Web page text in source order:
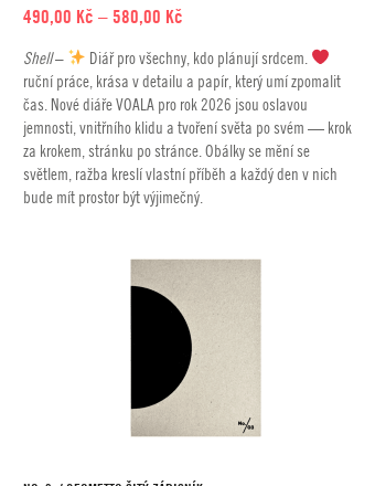
490,00 Kč –580,00 KčRozpětí
490,00 Kč
až
580,00 Kč
Shell–
Diář pro všechny, kdo plánují srdcem.
ruční práce, krása v detailu a papír, který umí zpomalit
čas. Nové diáře VOALA pro rok 2026 jsou oslavou
jemnosti, vnitřního klidu a tvoření světa po svém — krok
za krokem, stránku po stránce. Obálky se mění se
světlem, ražba kreslí vlastní příběh a každý den v nich
bude mít prostor být výjimečný.